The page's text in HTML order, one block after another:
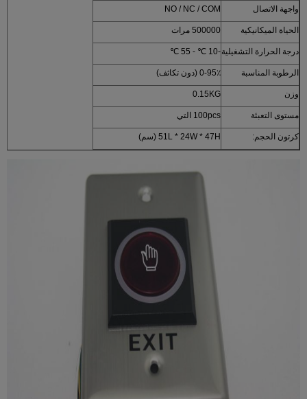
واجهة الاتصال NO / NC / COM
الحياة الميكانيكية 500000 مرات
درجة الحرارة التشغيلية-10 ℃ - 55 ℃
الرطوبة المناسبة 0-95٪ (دون تكاثف)
وزن 0.15KG
مستوى التعبئة 100pcs التي
كرتون الحجم: 51L * 24W * 47H (سم)